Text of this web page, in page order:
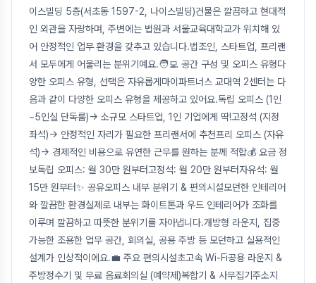
이스빌딩 5층(서초동 1597-2, 나이스빌딩)건물은 깔끔하고 현대적
인 외관을 자랑하며, 주변에는 법원과 서울교육대학교가 위치해 있
어 안정적인 업무 환경을 갖추고 있습니다.법조인, 스타트업, 프리랜
서 모두에게 어울리는 분위기예요.🧑‍💻 공간 구성 및 오피스 유형다
양한 오피스 유형, 선택은 자유롭게마이파트너스 교대역 2센터는 다
음과 같이 다양한 오피스 유형을 제공하고 있어요.독립 오피스 (1인
~5인실 단독룸)→ 소규모 스타트업, 1인 기업에게 딱!고정석 (지정
좌석)→ 안정적인 자리가 필요한 프리랜서에 추천프리 오피스 (자유
석)→ 경제적인 비용으로 유연한 근무를 원하는 분께 적합💰 요금 정
보독립 오피스: 월 30만 원부터고정석: 월 20만 원부터자유석: 월
15만 원부터✨ 공유오피스 내부 분위기 & 편의시설모던한 인테리어
와 깔끔한 환경실제로 내부는 화이트톤과 우드 인테리어가 조화를
이루며 깔끔하고 따뜻한 분위기를 자아냅니다.개방형 라운지, 집중
가능한 조용한 업무 공간, 회의실, 공용 주방 등 모던하고 실용적인
설계가 인상적이에요.💼 주요 편의시설초고속 Wi-Fi공용 라운지 &
주방정수기 및 무료 음료회의실 (예약제)복합기 & 사무집기주소지